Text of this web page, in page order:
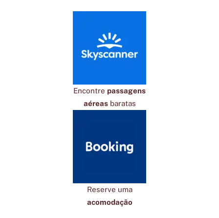
Encontre passagens
aéreasbaratas
Reserve uma
acomodação